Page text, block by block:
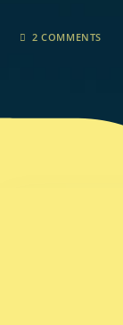
2 COMMENTS